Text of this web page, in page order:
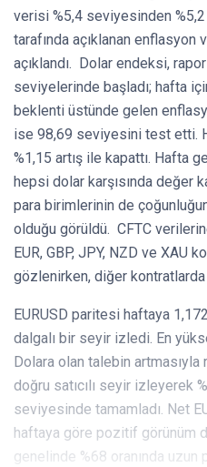
verisi %5,4 seviyesinden
tarafında açıklanan enflasyon
açıklandı. Dolar endeksi,
seviyelerinde başladı; hafta
beklenti üstünde gelen
ise 98,69 seviyesini test etti.
%1,15 artış ile kapattı. Hafta
hepsi dolar karşısında değer
para birimlerinin de
olduğu görüldü. CFTC
EUR, GBP, JPY, NZD ve XAU
gözlenirken, diğer kontratlarda
EURUSD paritesi haftaya
dalgalı bir seyir izledi. En
Dolara olan talebin artmasıyla
doğru satıcılı seyir izleyerek
seviyesinde tamamladı. Net
haftaya göre pozitif görünüm
genelinde %68 oranında